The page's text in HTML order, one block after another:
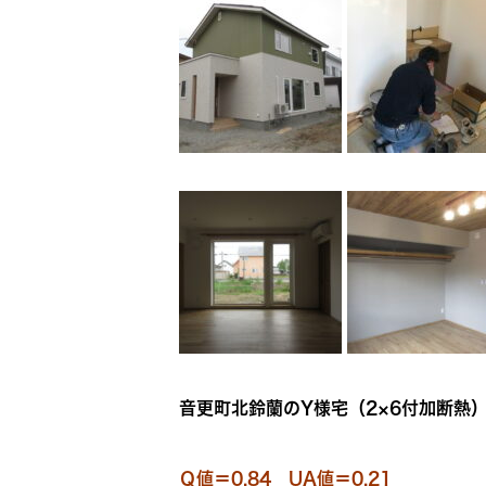
音更町北鈴蘭のY様宅（2×6付加断熱
Ｑ値＝0.84 UA値＝0.21